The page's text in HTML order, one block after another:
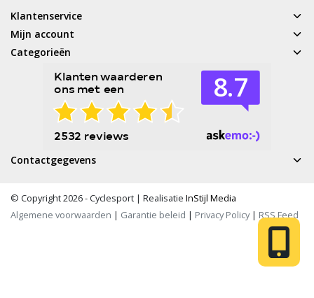
Klantenservice
Mijn account
Categorieën
Contactgegevens
© Copyright 2026 - Cyclesport | Realisatie InStijl Media
Algemene voorwaarden | Garantie beleid | Privacy Policy| RSS Feed